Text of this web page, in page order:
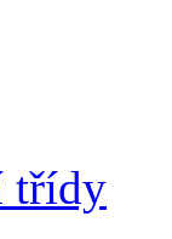
třídy